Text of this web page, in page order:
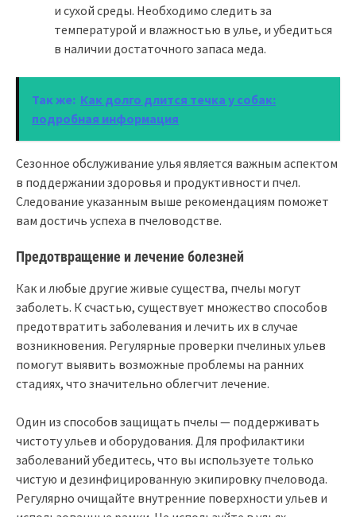
и сухой среды. Необходимо следить за
температурой и влажностью в улье, и убедиться
в наличии достаточного запаса меда.
Так же: Как долго длится течка у собак:
подробная информация
Сезонное обслуживание улья является важным аспектом
в поддержании здоровья и продуктивности пчел.
Следование указанным выше рекомендациям поможет
вам достичь успеха в пчеловодстве.
Предотвращение и лечение болезней
Как и любые другие живые существа, пчелы могут
заболеть. К счастью, существует множество способов
предотвратить заболевания и лечить их в случае
возникновения. Регулярные проверки пчелиных ульев
помогут выявить возможные проблемы на ранних
стадиях, что значительно облегчит лечение.
Один из способов защищать пчелы — поддерживать
чистоту ульев и оборудования. Для профилактики
заболеваний убедитесь, что вы используете только
чистую и дезинфицированную экипировку пчеловода.
Регулярно очищайте внутренние поверхности ульев и